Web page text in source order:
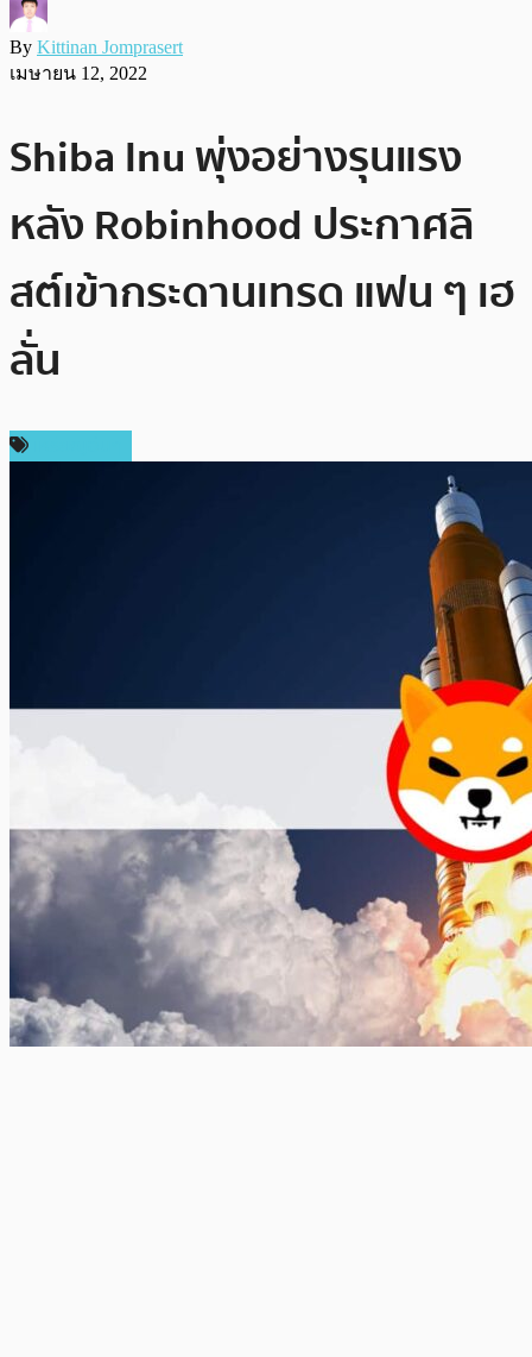
By Kittinan Jomprasert
เมษายน 12, 2022
Shiba Inu พุ่งอย่างรุนแรง
หลัง Robinhood ประกาศลิ
สต์เข้ากระดานเทรด แฟน ๆ เฮ
ลั่น